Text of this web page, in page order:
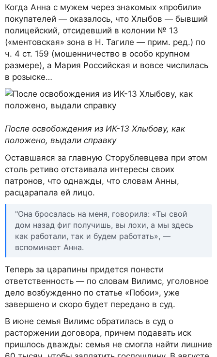
Когда Анна с мужем через знакомых «пробили»
покупателей — оказалось, что Хлыбов — бывший
полицейский, отсидевший в колонии № 13
(«ментовская» зона в Н. Тагиле — прим. ред.) по
ч. 4 ст. 159 (мошенничество в особо крупном
размере), а Мария Российская и вовсе числилась
в розыске…
После освобождения из ИК-13 Хлыбову, как
положено, выдали справку
Оставшаяся за главную Сторублевцева при этом
столь ретиво отстаивала интересы своих
патронов, что однажды, что словам Анны,
расцарапала ей лицо.
"Она бросалась на меня, говорила: «Ты свой
дом назад фиг получишь, вы лохи, а мы здесь
как работали, так и будем работать», —
вспоминает Анна.
Теперь за царапины придется понести
ответственность — по словам Вилимс, уголовное
дело возбужденно по статье «Побои», уже
завершено и скоро будет передано в суд.
В июне семья Вилимс обратилась в суд о
расторжении договора, причем подавать иск
пришлось дважды: семья не смогла найти лишние